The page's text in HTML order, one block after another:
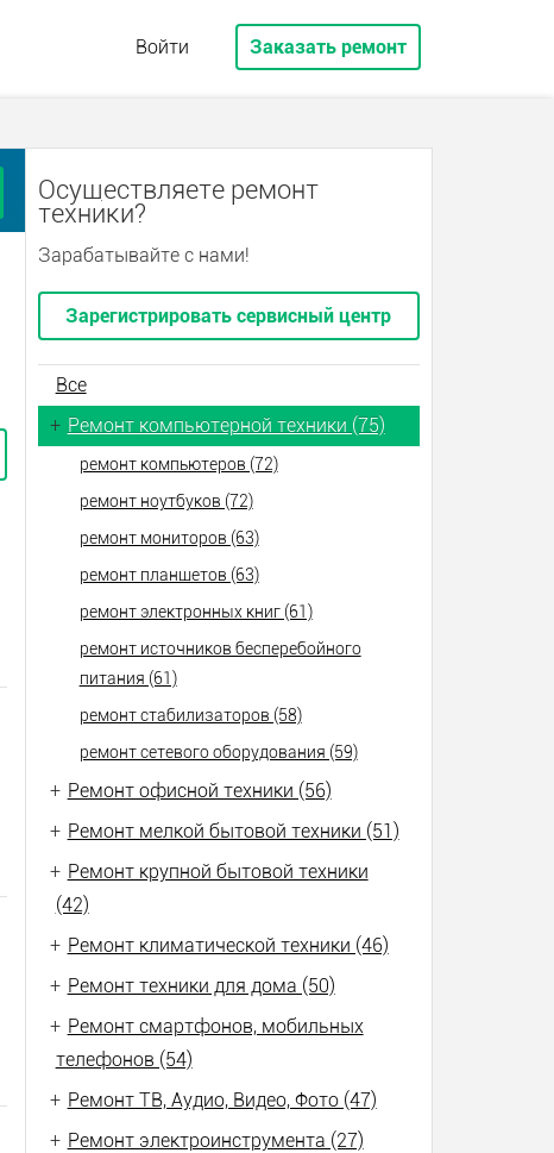
Войти Заказать ремонт
Осуществляете ремонт
техники?
Зарабатывайте с нами!
Зарегистрировать сервисный центр
Все
+ Ремонт компьютерной техники (75)
ремонт компьютеров (72)
ремонт ноутбуков (72)
ремонт мониторов (63)
ремонт планшетов (63)
ремонт электронных книг (61)
ремонт источников бесперебойного
питания (61)
ремонт стабилизаторов (58)
ремонт сетевого оборудования (59)
+ Ремонт офисной техники (56)
+ Ремонт мелкой бытовой техники (51)
+ Ремонт крупной бытовой техники
(42)
+ Ремонт климатической техники (46)
+ Ремонт техники для дома (50)
+ Ремонт смартфонов, мобильных
телефонов (54)
+ Ремонт ТВ, Аудио, Видео, Фото (47)
+ Ремонт электроинструмента (27)